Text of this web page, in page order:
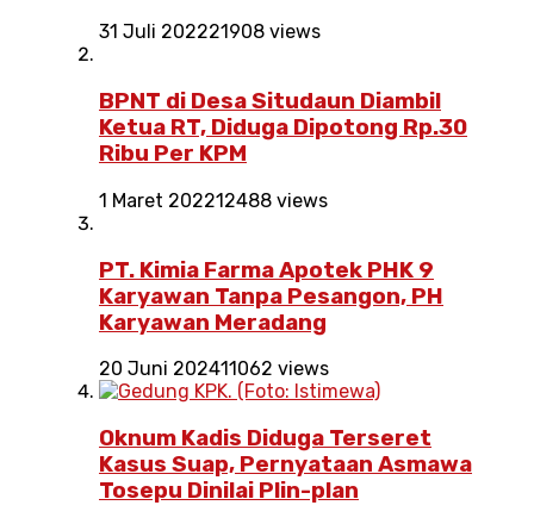
31 Juli 202221908 views
BPNT di Desa Situdaun Diambil
Ketua RT, Diduga Dipotong Rp.30
Ribu Per KPM
1 Maret 202212488 views
PT. Kimia Farma Apotek PHK 9
Karyawan Tanpa Pesangon, PH
Karyawan Meradang
20 Juni 202411062 views
Oknum Kadis Diduga Terseret
Kasus Suap, Pernyataan Asmawa
Tosepu Dinilai Plin-plan